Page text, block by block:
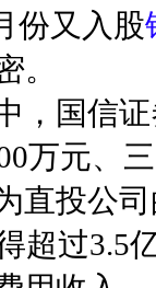
份又入股
。
，国信
万元、
直投公
超过3.5